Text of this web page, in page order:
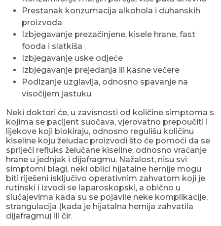
Prestanak konzumacija alkohola i duhanskih
proizvoda
Izbjegavanje prezačinjene, kisele hrane, fast
fooda i slatkiša
Izbjegavanje uske odjeće
Izbjegavanje prejedanja ili kasne večere
Podizanje uzglavlja, odnosno spavanje na
visočijem jastuku
Neki doktori će, u zavisnosti od količine simptoma s
kojima se pacijent suočava, vjerovatno prepoučiti i
lijekove koji blokiraju, odnosno regulišu količinu
kiseline koju želudac proizvodi što će pomoći da se
spriječi refluks želučane kiseline, odnosno vraćanje
hrane u jednjak i dijafragmu. Nažalost, nisu svi
simptomi blagi, neki oblici hijatalne hernije mogu
biti riješeni isključivo operativnim zahvatom koji je
rutinski i izvodi se laparoskopski, a obično u
slučajevima kada su se pojavile neke komplikacije,
strangulacija (kada je hijatalna hernija zahvatila
dijafragmu) ili čir.